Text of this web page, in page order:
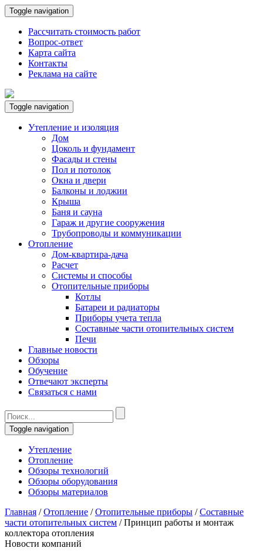
Toggle navigation
Рассчитать стоимость работ
Вопрос-ответ
Карта сайта
Контакты
Реклама на сайте
Toggle navigation
Утепление и изоляция
Дом
Цоколь и фундамент
Фасады и стены
Пол и потолок
Окна и двери
Балконы и лоджии
Крыша
Баня и сауна
Гараж и другие сооружения
Трубопроводы и коммуникации
Отопление
Дом-квартира-дача
Расчет
Системы и способы
Отопительные приборы
Котлы
Батареи и радиаторы
Приборы учета тепла
Составные части отопительных систем
Печи
Главные новости
Обзоры
Обучение
Отвечают эксперты
Связаться с нами
Toggle navigation
Утепление
Отопление
Обзоры технологий
Обзоры оборудования
Обзоры материалов
Главная /Отопление /Отопительные приборы /Составные
части отопительных систем /Принцип работы и монтаж
коллектора отопления
Новости компаний